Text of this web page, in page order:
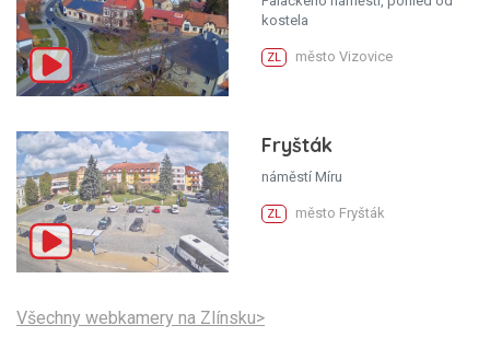
kostela
ZL město Vizovice
Fryšták
náměstí Míru
ZL město Fryšták
Všechny webkamery na Zlínsku>